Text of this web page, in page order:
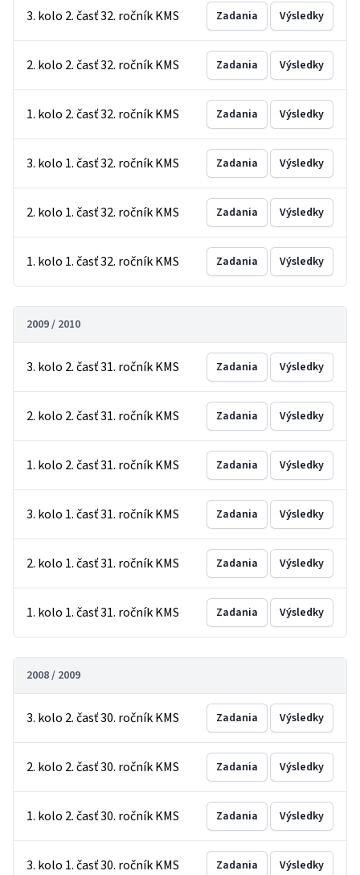
3. kolo 2. časť 32. ročník KMS Zadania Výsledky
2. kolo 2. časť 32. ročník KMS Zadania Výsledky
1. kolo 2. časť 32. ročník KMS Zadania Výsledky
3. kolo 1. časť 32. ročník KMS Zadania Výsledky
2. kolo 1. časť 32. ročník KMS Zadania Výsledky
1. kolo 1. časť 32. ročník KMS Zadania Výsledky
2009 / 2010
3. kolo 2. časť 31. ročník KMS Zadania Výsledky
2. kolo 2. časť 31. ročník KMS Zadania Výsledky
1. kolo 2. časť 31. ročník KMS Zadania Výsledky
3. kolo 1. časť 31. ročník KMS Zadania Výsledky
2. kolo 1. časť 31. ročník KMS Zadania Výsledky
1. kolo 1. časť 31. ročník KMS Zadania Výsledky
2008 / 2009
3. kolo 2. časť 30. ročník KMS Zadania Výsledky
2. kolo 2. časť 30. ročník KMS Zadania Výsledky
1. kolo 2. časť 30. ročník KMS Zadania Výsledky
3. kolo 1. časť 30. ročník KMS Zadania Výsledky